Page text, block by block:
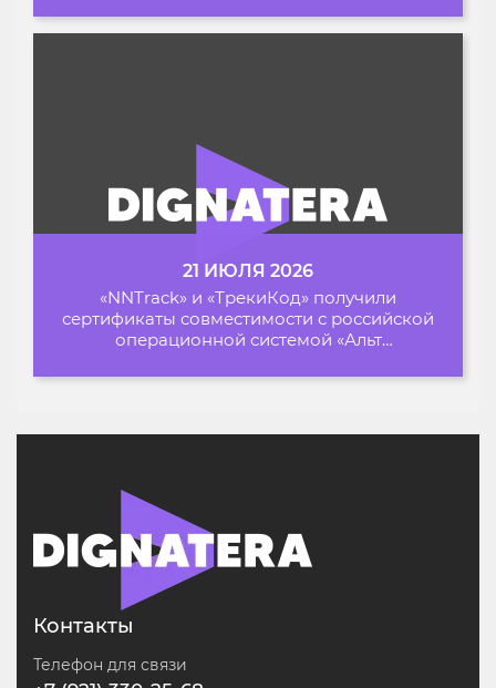
21 ИЮЛЯ 2026
«NNTrack» и «ТрекиКод» получили
сертификаты совместимости с российской
операционной системой «Альт
Контакты
Телефон для связи